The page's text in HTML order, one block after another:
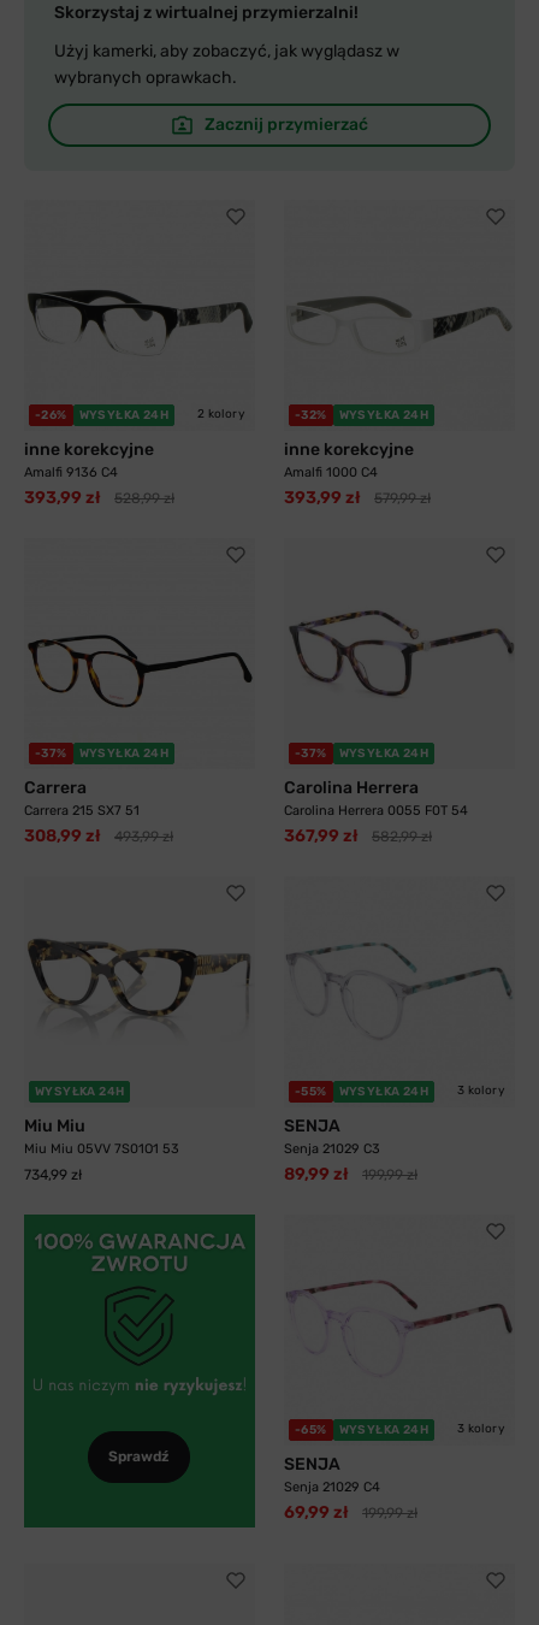
Skorzystaj z wirtualnej przymierzalni!
Użyj kamerki, aby zobaczyć, jak wyglądasz w
wybranych oprawkach.
Zacznij przymierzać
-26% WYSYŁKA 24H 2 kolory
inne korekcyjne
Amalfi 9136 C4
393,99 zł 528,99 zł
-32% WYSYŁKA 24H
inne korekcyjne
Amalfi 1000 C4
393,99 zł 579,99 zł
-37% WYSYŁKA 24H
Carrera
Carrera 215 SX7 51
308,99 zł 493,99 zł
-37% WYSYŁKA 24H
Carolina Herrera
Carolina Herrera 0055 F0T 54
367,99 zł 582,99 zł
WYSYŁKA 24H
Miu Miu
Miu Miu 05VV 7S01O1 53
734,99 zł
-55% WYSYŁKA 24H 3 kolory
SENJA
Senja 21029 C3
89,99 zł 199,99 zł
Sprawdź
-65% WYSYŁKA 24H 3 kolory
SENJA
Senja 21029 C4
69,99 zł 199,99 zł